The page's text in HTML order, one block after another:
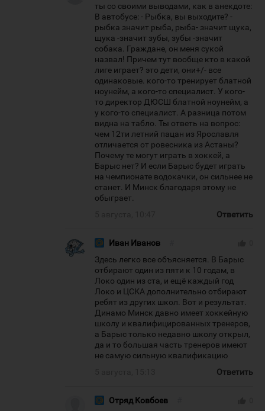
ты со своими выводами, как в анекдоте:
В автобусе: - Рыбка, вы выходите? -
рыбка значит рыба, рыба- значит щука,
щука -значит зубы, зубы -значит
собака. Граждане, он меня сукой
назвал! Причем тут вообще кто в какой
лиге играет? это дети, они+/- все
одинаковые. кого-то тренирует блатной
ноунейм, а кого-то специалист. У кого-
то директор ДЮСШ блатной ноунейм, а
у кого-то специалист. А разница потом
видна на табло. Ты ответь на вопрос:
чем 12ти летний пацан из Ярославля
отличается от ровесника из Астаны?
Почему те могут играть в хоккей, а
Барыс нет? И если Барыс будет играть
на чемпионате водокачки, он сильнее не
станет. И Минск благодаря этому не
обыграет.
Ответить
Иван Иванов
Здесь легко все объясняется. В Барыс
отбирают один из пяти к 10 годам, в
Локо один из ста, и ещё каждый год
Локо и ЦСКА дополнительно отбирают
ребят из других школ. Вот и результат.
Динамо Минск давно имеет хоккейную
школу и квалифицированных тренеров,
а Барыс только недавно школу открыл,
да и то большая часть тренеров имеют
не самую сильную квалификацию
Ответить
Отряд Ковбоев